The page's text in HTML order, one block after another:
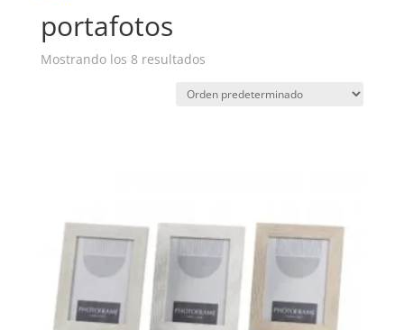
portafotos
Mostrando los 8 resultados